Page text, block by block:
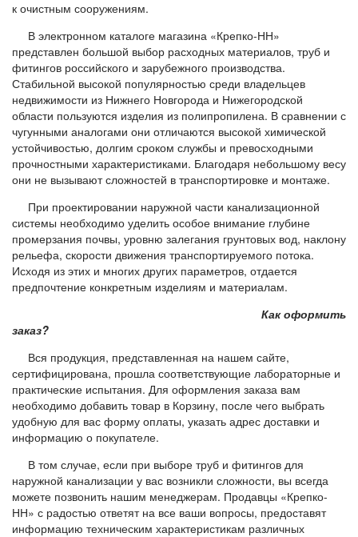
к очистным сооружениям.
В электронном каталоге магазина «Крепко-НН»
представлен большой выбор расходных материалов, труб и
фитингов российского и зарубежного производства.
Стабильной высокой популярностью среди владельцев
недвижимости из Нижнего Новгорода и Нижегородской
области пользуются изделия из полипропилена. В сравнении с
чугунными аналогами они отличаются высокой химической
устойчивостью, долгим сроком службы и превосходными
прочностными характеристиками. Благодаря небольшому весу
они не вызывают сложностей в транспортировке и монтаже.
При проектировании наружной части канализационной
системы необходимо уделить особое внимание глубине
промерзания почвы, уровню залегания грунтовых вод, наклону
рельефа, скорости движения транспортируемого потока.
Исходя из этих и многих других параметров, отдается
предпочтение конкретным изделиям и материалам.
Как оформить
заказ?
Вся продукция, представленная на нашем сайте,
сертифицирована, прошла соответствующие лабораторные и
практические испытания. Для оформления заказа вам
необходимо добавить товар в Корзину, после чего выбрать
удобную для вас форму оплаты, указать адрес доставки и
информацию о покупателе.
В том случае, если при выборе труб и фитингов для
наружной канализации у вас возникли сложности, вы всегда
можете позвонить нашим менеджерам. Продавцы «Крепко-
НН» с радостью ответят на все ваши вопросы, предоставят
информацию техническим характеристикам различных